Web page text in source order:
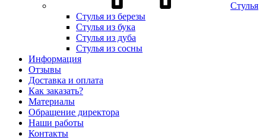
Стулья
Стулья из березы
Стулья из бука
Стулья из дуба
Стулья из сосны
Информация
Отзывы
Доставка и оплата
Как заказать?
Материалы
Обращение директора
Наши работы
Контакты